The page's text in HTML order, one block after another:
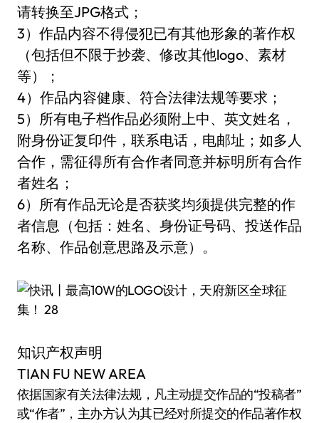
请转换至JPG格式；
3）作品内容不得侵犯已有其他形象的著作权
（包括但不限于抄袭、修改其他logo、素材
等）；
4）作品内容健康、符合法律法规等要求；
5）所有电子档作品必须附上中、英文姓名，
附身份证复印件，联系电话，电邮址；如多人
合作，需征得所有合作者同意并标明所有合作
者姓名；
6）所有作品无论是否获奖均须提供完整的作
者信息（包括：姓名、身份证号码、投送作品
名称、作品创意思路及示意）。
知识产权声明
TIAN FU NEW AREA
依据国家有关法律法规，凡主动提交作品的“投稿者”
或“作者”，主办方认为其已经对所提交的作品著作权